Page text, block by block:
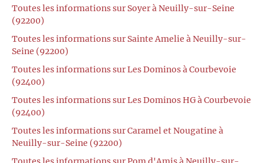
Toutes les informations sur Soyer à Neuilly-sur-Seine
(92200)
Toutes les informations sur Sainte Amelie à Neuilly-sur-
Seine (92200)
Toutes les informations sur Les Dominos à Courbevoie
(92400)
Toutes les informations sur Les Dominos HG à Courbevoie
(92400)
Toutes les informations sur Caramel et Nougatine à
Neuilly-sur-Seine (92200)